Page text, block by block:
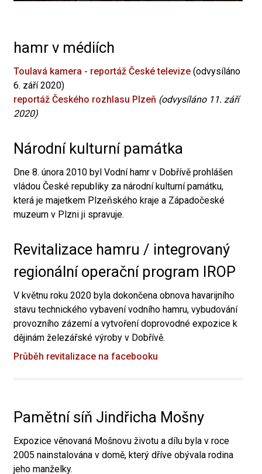
hamr v médiích
Toulavá kamera - reportáž České televize (odvysíláno
6. září 2020)
reportáž Českého rozhlasu Plzeň (odvysíláno 11. září
2020)
Národní kulturní památka
Dne 8. února 2010 byl Vodní hamr v Dobřívě prohlášen
vládou České republiky za národní kulturní památku,
která je majetkem Plzeňského kraje a Západočeské
muzeum v Plzni ji spravuje.
Revitalizace hamru / integrovaný
regionální operační program IROP
V květnu roku 2020 byla dokončena obnova havarijního
stavu technického vybavení vodního hamru, vybudování
provozního zázemí a vytvoření doprovodné expozice k
dějinám železářské výroby v Dobřívě.
Průběh revitalizace na facebooku
Pamětní síň Jindřicha Mošny
Expozice věnovaná Mošnovu životu a dílu byla v roce
2005 nainstalována v domě, který dříve obývala rodina
jeho manželky.